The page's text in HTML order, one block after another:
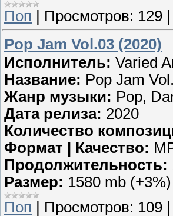
Поп
Просмотров: 129
Pop Jam Vol.03 (2020)
Исполнитель: Varied
Название: Pop Jam
Жанр музыки: Pop,
Дата релиза: 2020
Количество
Формат | Качество:
Продолжительность:
Размер: 1580 mb (+3%)
Поп | Просмотров: 109 |